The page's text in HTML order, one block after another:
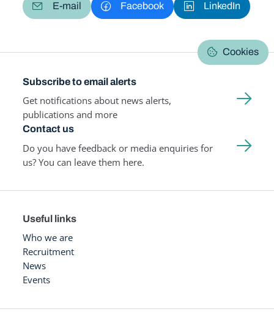
E-mail Facebook LinkedIn
Cookies
Subscribe to email alerts
Get notifications about news alerts,
publications and more
Contact us
Do you have feedback or media enquiries for
us? You can leave them here.
Useful links
Who we are
Recruitment
News
Events